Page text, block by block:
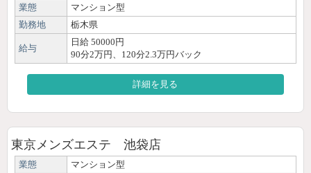
業態
マンション型
勤務地
栃木県
給与
日給 50000円
90分2万円、120分2.3万円バック
詳細を見る
東京メンズエステ 池袋店
業態
マンション型